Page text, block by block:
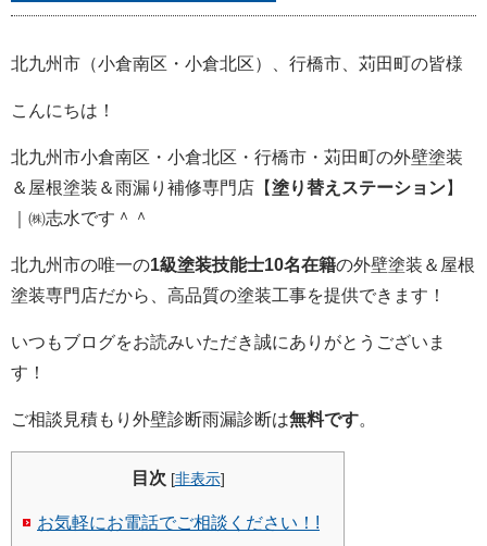
北九州市（小倉南区・小倉北区）、行橋市、苅田町の皆様
こんにちは！
北九州市小倉南区・小倉北区・行橋市・苅田町の外壁塗装
＆屋根塗装＆雨漏り補修専門店【塗り替えステーション】
｜㈱志水です＾＾
北九州市の唯一の1級塗装技能士10名在籍の外壁塗装＆屋根
塗装専門店だから、高品質の塗装工事を提供できます！
いつもブログをお読みいただき誠にありがとうございま
す！
ご相談 見積もり 外壁診断雨漏診断は無料です。
目次 [非表示]
お気軽にお電話でご相談ください！!